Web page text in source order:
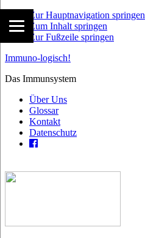
Zur Hauptnavigation springen
Zum Inhalt springen
Zur Fußzeile springen
Immuno-logisch!
Das Immunsystem
Über Uns
Glossar
Kontakt
Datenschutz